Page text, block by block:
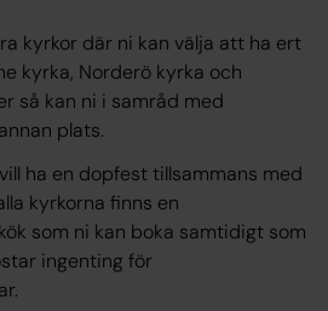
kyrkor där ni kan välja att ha ert
kyrka, Norderö kyrka och
så kan ni i samråd med
plats.
ha en dopfest tillsammans med
kyrkorna finns en
som ni kan boka samtidigt som
ingenting för